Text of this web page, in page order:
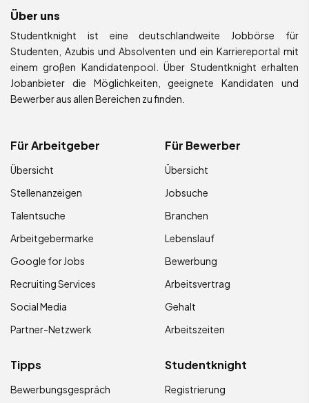
Über uns
Studentknight ist eine deutschlandweite Jobbörse für
Studenten, Azubis und Absolventen und ein Karriereportal mit
einem großen Kandidatenpool. Über Studentknight erhalten
Jobanbieter die Möglichkeiten, geeignete Kandidaten und
Bewerber aus allen Bereichen zu finden.
Für Arbeitgeber
Übersicht
Stellenanzeigen
Talentsuche
Arbeitgebermarke
Google for Jobs
Recruiting Services
Social Media
Partner-Netzwerk
Für Bewerber
Übersicht
Jobsuche
Branchen
Lebenslauf
Bewerbung
Arbeitsvertrag
Gehalt
Arbeitszeiten
Tipps
Bewerbungsgespräch
Studentknight
Registrierung